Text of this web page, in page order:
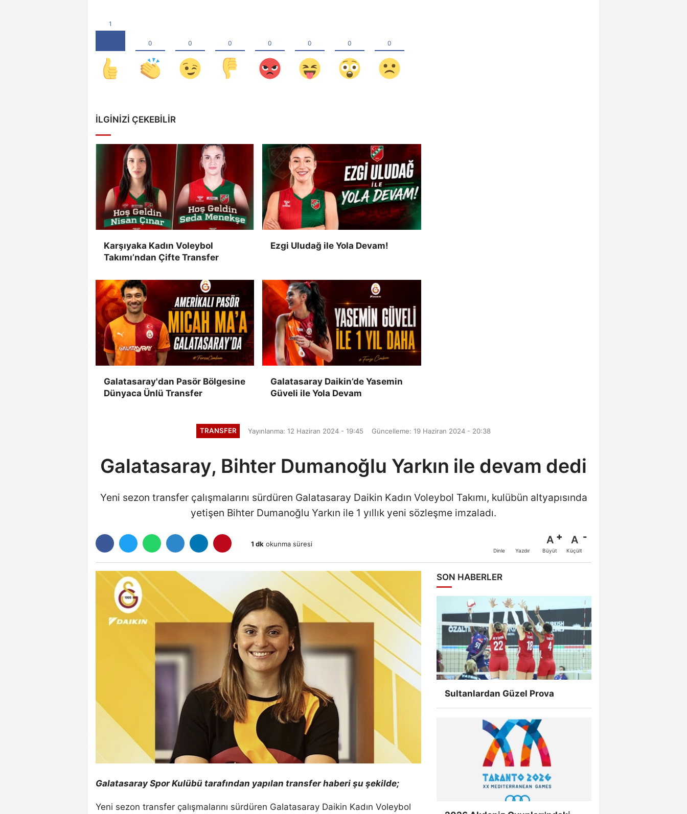
İLGINIZI ÇEKEBILIR
Karşıyaka Kadın Voleybol
Takımı’ndan Çifte Transfer
Ezgi Uludağ ile Yola Devam!
Galatasaray'dan Pasör Bölgesine
Dünyaca Ünlü Transfer
Galatasaray Daikin’de Yasemin
Güveli ile Yola Devam
TRANSFER Yayınlanma: 12 Haziran 2024 - 19:45 Güncelleme: 19 Haziran 2024 - 20:38
Galatasaray, Bihter Dumanoğlu Yarkın ile devam dedi
Yeni sezon transfer çalışmalarını sürdüren Galatasaray Daikin Kadın Voleybol Takımı, kulübün altyapısında
yetişen Bihter Dumanoğlu Yarkın ile 1 yıllık yeni sözleşme imzaladı.
1 dk okunma süresi
Dinle Yazdır
A
Büyüt
A
Küçült
Galatasaray Spor Kulübü tarafından yapılan transfer haberi şu şekilde;
Yeni sezon transfer çalışmalarını sürdüren Galatasaray Daikin Kadın Voleybol
SON HABERLER
Sultanlardan Güzel Prova